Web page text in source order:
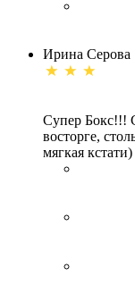
Ирина Серова
Супер Бокс!!!
восторге,
мягкая кстати)